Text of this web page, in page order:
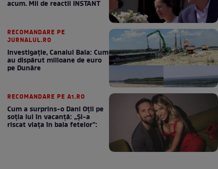
acum. Mii de reactii INSTANT
RECOMANDARE PE
JURNALUL.RO
Investigație, Canalul Bala: Cum
au dispărut milioane de euro
pe Dunăre
RECOMANDARE PE A1.RO
Cum a surprins-o Dani Oțil pe
soția lui în vacanță: „Și-a
riscat viața în baia fetelor”: